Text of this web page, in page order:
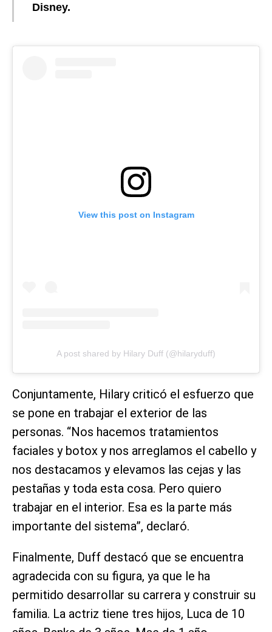
Disney.
View this post on Instagram
A post shared by Hilary Duff (@hilaryduff)
Conjuntamente, Hilary criticó el esfuerzo que
se pone en trabajar el exterior de las
personas. “Nos hacemos tratamientos
faciales y botox y nos arreglamos el cabello y
nos destacamos y elevamos las cejas y las
pestañas y toda esta cosa. Pero quiero
trabajar en el interior. Esa es la parte más
importante del sistema”, declaró.
Finalmente, Duff destacó que se encuentra
agradecida con su figura, ya que le ha
permitido desarrollar su carrera y construir su
familia. La actriz tiene tres hijos, Luca de 10